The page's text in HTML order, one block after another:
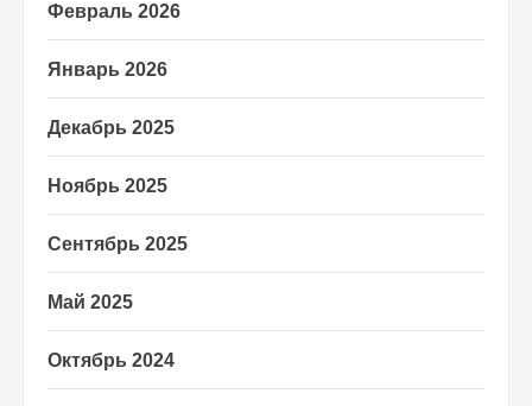
Февраль 2026
Январь 2026
Декабрь 2025
Ноябрь 2025
Сентябрь 2025
Май 2025
Октябрь 2024